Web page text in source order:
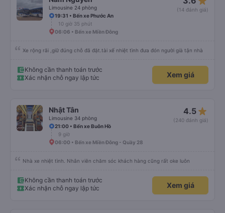
Limousine 24 phòng
(14 đánh giá)
19:31 • Bến xe Phước An
10 giờ 35 phút
06:06 • Bến xe Miền Đông
Xe rộng rãi ,giữ đúng chỗ đã đặt.tài xế nhiệt tình đưa đón người già tận nhà
Không cần thanh toán trước
Xác nhận chỗ ngay lập tức
Xem giá
Nhật Tân
Limousine 34 phòng
4.5 star_rate
(240 đánh giá)
21:00 • Bến xe Buôn Hồ
9 giờ
06:00 • Bến xe Miền Đông - Quầy 28
Nhà xe nhiệt tình. Nhân viên chăm sóc khách hàng cũng rất oke luôn
Không cần thanh toán trước
Xác nhận chỗ ngay lập tức
Xem giá